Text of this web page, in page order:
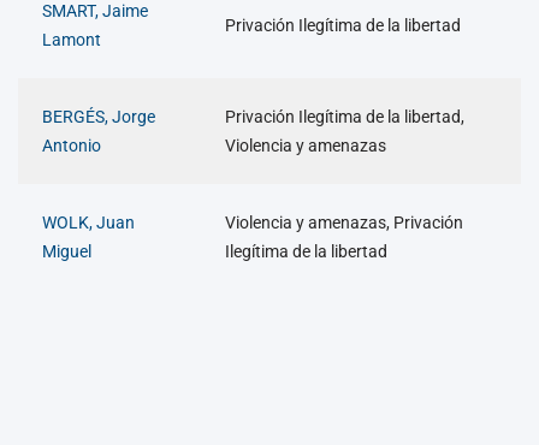
SMART, Jaime
Lamont
Privación Ilegítima de la libertad
BERGÉS, Jorge
Antonio
Privación Ilegítima de la libertad,
Violencia y amenazas
WOLK, Juan
Miguel
Violencia y amenazas, Privación
Ilegítima de la libertad